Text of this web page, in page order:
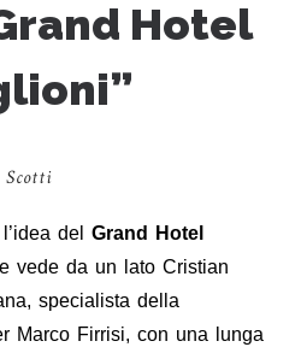
Hotel
Scotti
del Grand Hotel
vede da un lato Cristian
specialista della
Marco Firrisi, con una lunga